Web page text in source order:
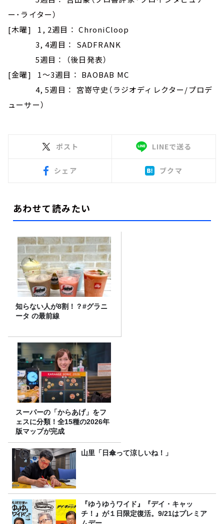
ー･ライター）
[木曜] 1, 2週目 ： ChroniCloop
3, 4週目 ： SADFRANK
5週目 ： （後日発表）
[金曜] 1～3週目 ： BAOBAB MC
4, 5週目 ： 宮嵜守史（ラジオディレクター/プロデ
ューサー）
ポスト LINEで送る
シェア ブクマ
あわせて読みたい
知らない人が8割！？#グラニ
ータ の最前線
スーパーの「からあげ」をフ
ェスに分類！全15種の2026年
版マップが完成
山里「日傘って涼しいね！」
『ゆうゆうワイド』『デイ・キャッ
チ！』が１日限定復活。9/21はプレミア